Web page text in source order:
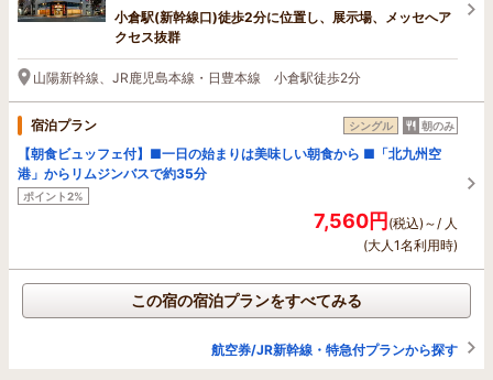
小倉駅(新幹線口)徒歩2分に位置し、展示場、メッセへア
クセス抜群
山陽新幹線、JR鹿児島本線・日豊本線 小倉駅徒歩2分
宿泊プラン シングル 朝のみ
【朝食ビュッフェ付】■一日の始まりは美味しい朝食から ■「北九州空
港」からリムジンバスで約35分
ポイント2%
7,560円(税込)～/ 人
(大人1名利用時)
この宿の宿泊プランをすべてみる
航空券/JR新幹線・特急付プランから探す